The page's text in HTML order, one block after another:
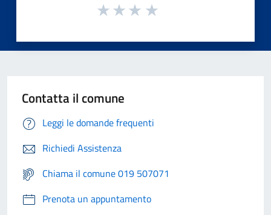
Contatta il comune
Leggi le domande frequenti
Richiedi Assistenza
Chiama il comune 019 507071
Prenota un appuntamento